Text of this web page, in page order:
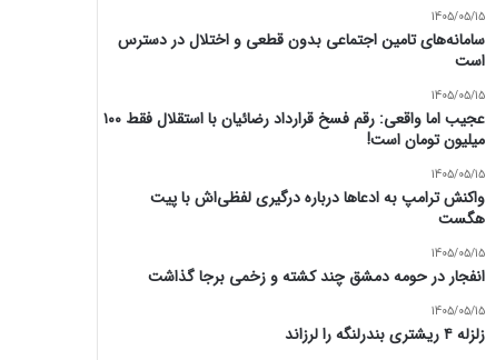
1405/05/15
سامانه‌های تامین اجتماعی بدون قطعی و اختلال در دسترس
است
1405/05/15
عجیب اما واقعی: رقم فسخ قرارداد رضائیان با استقلال فقط ۱۰۰
میلیون تومان است!
1405/05/15
واکنش ترامپ به ادعاها درباره درگیری لفظی‌اش با پیت
هگست
1405/05/15
انفجار در حومه دمشق چند کشته و زخمی برجا گذاشت
1405/05/15
زلزله ۴ ریشتری بندرلنگه را لرزاند